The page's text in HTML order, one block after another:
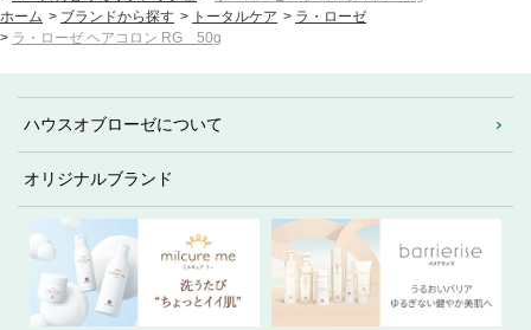
ホーム > ブランドから探す > トータルケア > ラ・ローゼ
> ラ・ローゼ ヘアコロン RG 50g
ハウスオブローゼについて
オリジナルブランド